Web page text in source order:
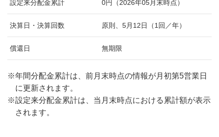
設定来分配金累計 0円（2026年05月末時点）
決算日・決算回数 原則、5月12日（1回／年）
償還日 無期限
※年間分配金累計は、前月末時点の情報が月初第5営業日
に更新されます。
※設定来分配金累計は、当月末時点における累計額が表示
されます。